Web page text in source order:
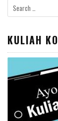
Search
for:
KULIAH